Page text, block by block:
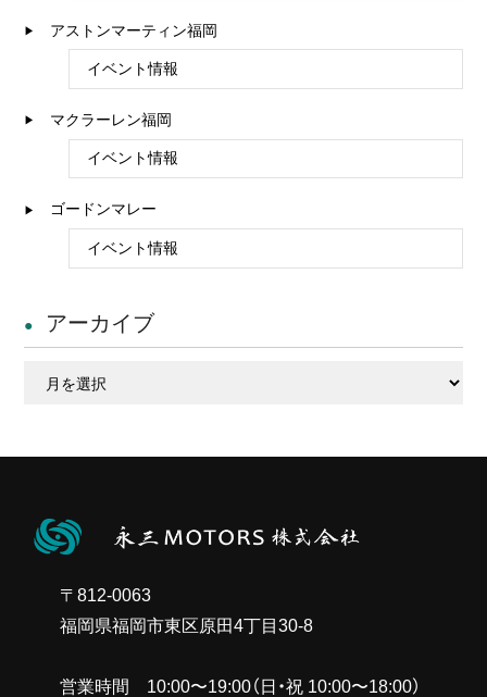
アストンマーティン福岡
イベント情報
マクラーレン福岡
イベント情報
ゴードンマレー
イベント情報
アーカイブ
〒812-0063
福岡県福岡市東区原田4丁目30-8
営業時間 10:00〜19:00（日・祝 10:00〜18:00）